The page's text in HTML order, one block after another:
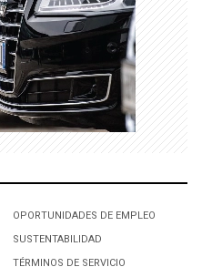
OPORTUNIDADES DE EMPLEO
SUSTENTABILIDAD
TÉRMINOS DE SERVICIO